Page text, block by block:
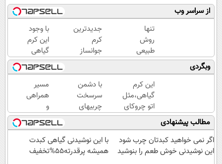
از سراسر وب
تنها
روش
طبیعی
که
پوستت
رو
بصورت
عمقی
ابرسانی
و نرم
میکنه
جدیدترین
کرم
جوانساز
حاوی
جلبک
اسپیرولینا!
( لینک
خرید با
تخفیف
ویژه)
با وجود
این کرم
گیاهی
دیگه
دور
بوتاکس
خط
قرمز
بکش!
وبگردی
این کرم
گیاهی،مثل
اتو چروکای
پوستتوصاف
میکنه!50%تخفیف
با دشمن
سرسخت
چربیهای
بدن،
ماهی 5
کیلو لاغر
شو
مسیر
همراهی
و
گزارش
عملکرد
گروه
اسنپ
مطالب پیشنهادی
اگر نمی خواهید کبدتان چرب شود
این نوشیدنی خوش طعم را بنوشید
با این نوشیدنی گیاهی کبدت
همیشه پرقدرته55%تخفیف